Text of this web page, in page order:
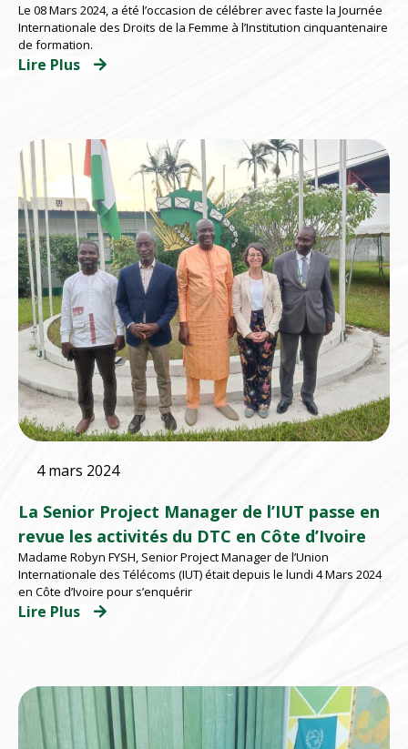
Le 08 Mars 2024, a été l’occasion de célébrer avec faste la Journée
Internationale des Droits de la Femme à l’Institution cinquantenaire
de formation.
Lire Plus
4 mars 2024
La Senior Project Manager de l’IUT passe en
revue les activités du DTC en Côte d’Ivoire
Madame Robyn FYSH, Senior Project Manager de l’Union
Internationale des Télécoms (IUT) était depuis le lundi 4 Mars 2024
en Côte d’Ivoire pour s’enquérir
Lire Plus